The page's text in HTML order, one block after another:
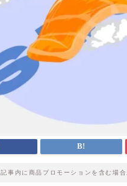
記事内に商品プロモーションを含む場